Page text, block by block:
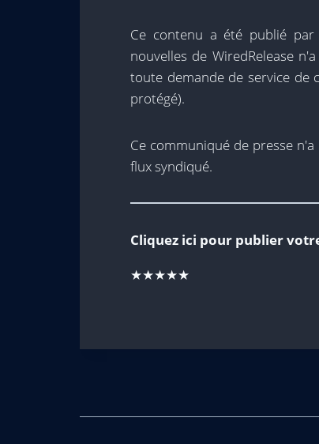
Ce contenu a été publié par
nouvelles de WiredRelease
toute demande de service de
protégé).
Ce communiqué de presse
flux syndiqué.
Cliquez ici pour publier
★★★★★